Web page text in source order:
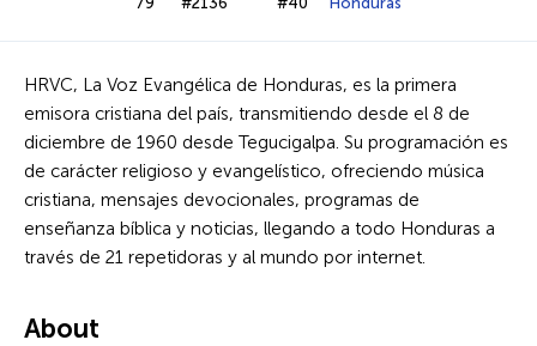
HRVC, La Voz Evangélica de Honduras, es la primera
emisora cristiana del país, transmitiendo desde el 8 de
diciembre de 1960 desde Tegucigalpa. Su programación es
de carácter religioso y evangelístico, ofreciendo música
cristiana, mensajes devocionales, programas de
enseñanza bíblica y noticias, llegando a todo Honduras a
través de 21 repetidoras y al mundo por internet.
About